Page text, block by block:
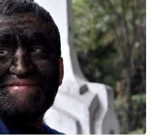
la carrera de medicina en Perú y otros
Universidad